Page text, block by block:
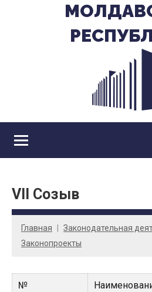
VII Созыв
Главная
Законодательная
Законопроекты
№